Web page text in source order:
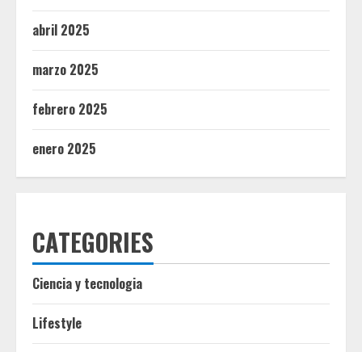
abril 2025
marzo 2025
febrero 2025
enero 2025
CATEGORIES
Ciencia y tecnologia
Lifestyle